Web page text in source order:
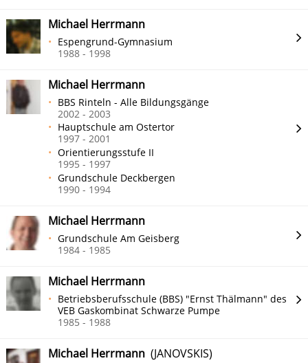
Michael Herrmann
Espengrund-Gymnasium
1988 - 1998
Michael Herrmann
BBS Rinteln - Alle Bildungsgänge
2002 - 2003
Hauptschule am Ostertor
1997 - 2001
Orientierungsstufe II
1995 - 1997
Grundschule Deckbergen
1990 - 1994
Michael Herrmann
Grundschule Am Geisberg
1984 - 1985
Michael Herrmann
Betriebsberufsschule (BBS) "Ernst Thälmann" des
VEB Gaskombinat Schwarze Pumpe
1985 - 1988
Michael Herrmann (JANOVSKIS)